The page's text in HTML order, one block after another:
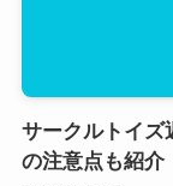
サークルトイズ
の注意点も紹介